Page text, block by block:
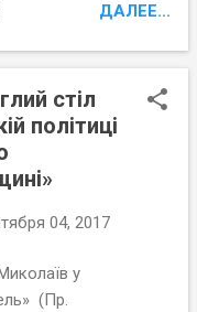
відбувся тренінг
що таке
виступив
політичних та
та Елла
ДАЛЕЕ...
стіл
політиці
04, 2017
у
(Пр.